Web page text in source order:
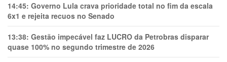
14:45: Governo Lula crava prioridade total no fim da escala
6x1 e rejeita recuos no Senado
13:38: Gestão impecável faz LUCRO da Petrobras disparar
quase 100% no segundo trimestre de 2026